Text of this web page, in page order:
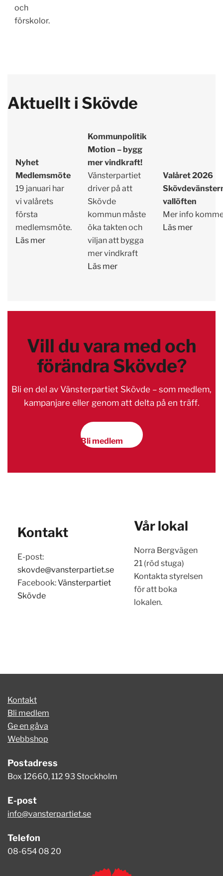
och
förskolor.
Aktuellt i Skövde
Nyhet
Medlemsmöte
19 januari har
vi valårets
första
medlemsmöte.
Läs mer
Kommunpolitik
Motion – bygg
mer vindkraft!
Vänsterpartiet
driver på att
Skövde
kommun måste
öka takten och
viljan att bygga
mer vindkraft
Läs mer
Valåret 2026
vallöften
Mer info
Läs mer
Vill du vara med och
förändra Skövde?
Bli en del av Vänsterpartiet Skövde – som medlem,
kampanjare eller genom att delta på en träff.
Bli medlem
Kontakt
E-post:
skovde@vansterpartiet.se
Facebook:Vänsterpartiet
Skövde
Vår lokal
Norra Bergvägen
21 (röd stuga)
Kontakta styrelsen
för att boka
lokalen.
Kontakt
Bli medlem
Ge en gåva
Webbshop
Postadress
Box 12660, 112 93 Stockholm
E-post
info@vansterpartiet.se
Telefon
08-654 08 20